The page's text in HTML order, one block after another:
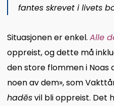
fantes skrevet i livets
Situasjonen er enkel. Alle
oppreist, og dette må
den store flommen i Noas
noen av dem», som
hadēsvil bli oppreist. Det